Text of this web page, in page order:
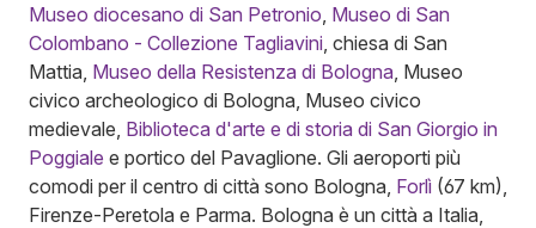
Museo diocesano di San Petronio Museo di San
Colombano - Collezione Tagliavini , chiesa di San
Mattia, Museo della Resistenza di Bologna , Museo
civico archeologico di Bologna, Museo civico
medievale, Biblioteca d'arte e di storia di San Giorgio in
Poggiale e portico del Pavaglione. Gli aeroporti più
comodi per il centro di città sono Bologna, Forlì (67 km),
Firenze-Peretola e Parma. Bologna è un città a Italia,